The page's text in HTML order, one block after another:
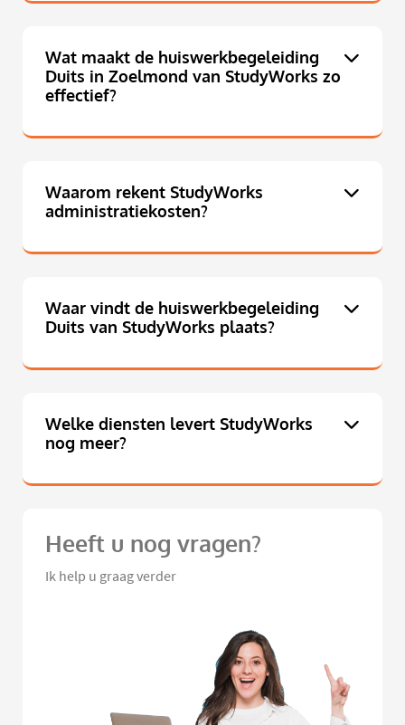
Wat maakt de huiswerkbegeleiding
Duits in Zoelmond van StudyWorks zo
effectief?
Waarom rekent StudyWorks
administratiekosten?
Waar vindt de huiswerkbegeleiding
Duits van StudyWorks plaats?
Welke diensten levert StudyWorks
nog meer?
Heeft u nog vragen?
Ik help u graag verder